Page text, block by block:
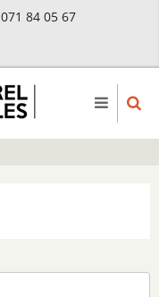
071 84 05 67